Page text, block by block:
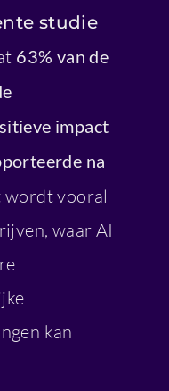
studie
63% van de
impact
na
wordt vooral
waar AI
kan